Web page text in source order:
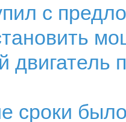
с
двигатель
сроки